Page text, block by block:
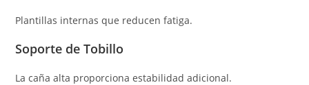
Plantillas internas que reducen fatiga.
Soporte de Tobillo
La caña alta proporciona estabilidad adicional.